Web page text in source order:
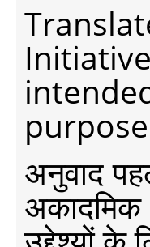
अनुवाद